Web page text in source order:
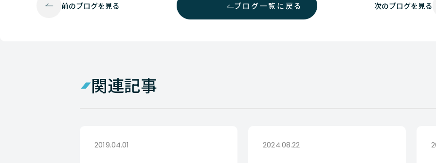
前のブログを見る ブログ一覧に戻る 次のブログを見る
関連記事
2019.04.01 2024.08.22